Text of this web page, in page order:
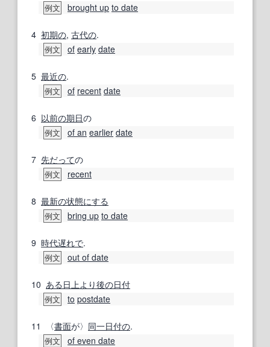
例文 brought up to date
4 初期の, 古代の.
例文 of early date
5 最近の.
例文 of recent date
6 以前の期日の
例文 of an earlier date
7 先だっての
例文 recent
8 最新の状態にする
例文 bring up to date
9 時代遅れで.
例文 out of date
10 ある日 上より後の日付
例文 to postdate
11 〈書面が〉 同一日付の.
例文 of even date